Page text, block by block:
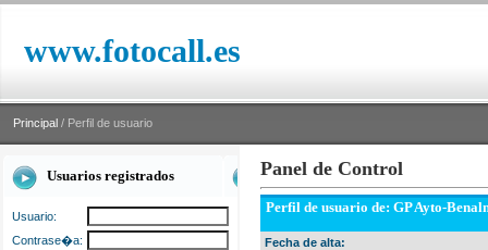
www.fotocall.es
Principal / Perfil de usuario
Usuarios registrados
Usuario:
Contrase�a:
Panel de Control
Perfil de usuario de: GP Ayto-
Fecha de alta: